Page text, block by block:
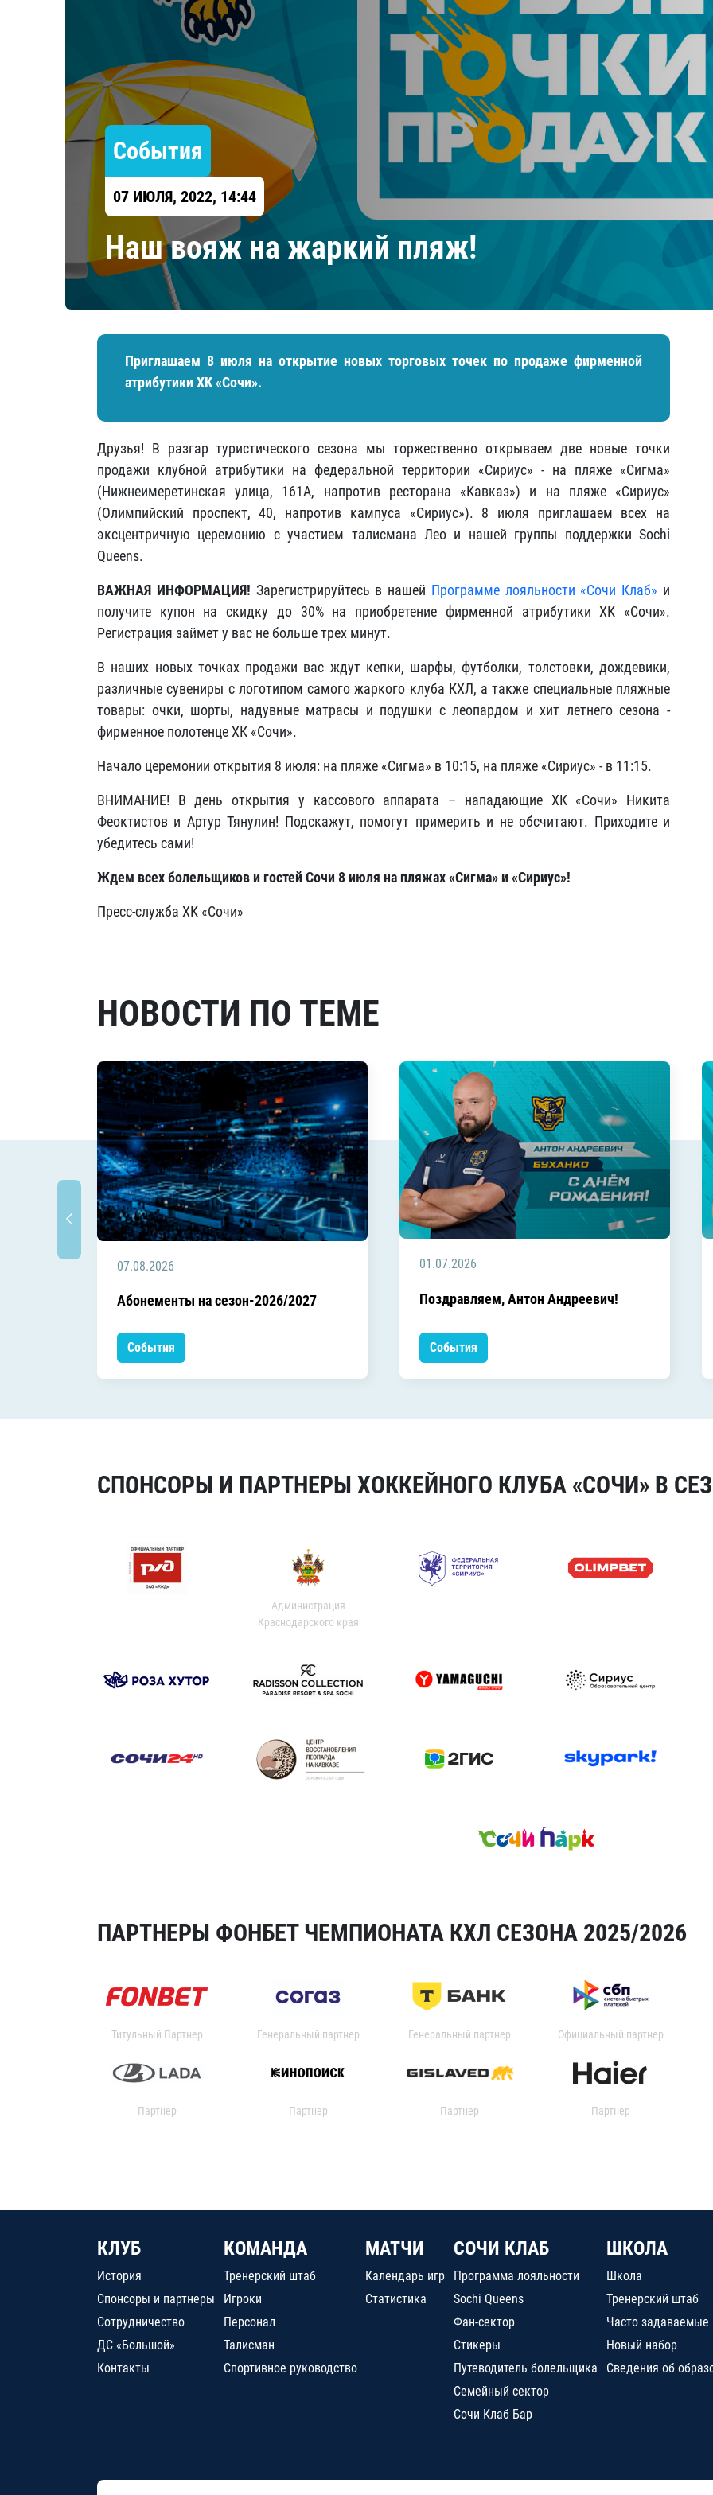
Локомотив
Северсталь
ЦСКА
Шанхайские Драконы
Амур
Барыс
Салават Юлаев
События
07 ИЮЛЯ, 2022, 14:44
Наш вояж на жаркий пляж!
Приглашаем 8 июля на открытие новых торговых точек по продаже фирменной
атрибутики ХК «Сочи».
Друзья! В разгар туристического сезона мы торжественно открываем две новые точки
продажи клубной атрибутики на федеральной территории «Сириус» - на пляже «Сигма»
(Нижнеимеретинская улица, 161А, напротив ресторана «Кавказ») и на пляже «Сириус»
(Олимпийский проспект, 40, напротив кампуса «Сириус»). 8 июля приглашаем всех на
эксцентричную церемонию с участием талисмана Лео и нашей группы поддержки Sochi
Queens.
ВАЖНАЯ ИНФОРМАЦИЯ! Зарегистрируйтесь в нашей Программе лояльности «Сочи Клаб» и
получите купон на скидку до 30% на приобретение фирменной атрибутики ХК «Сочи».
Регистрация займет у вас не больше трех минут.
В наших новых точках продажи вас ждут кепки, шарфы, футболки, толстовки, дождевики,
различные сувениры с логотипом самого жаркого клуба КХЛ, а также специальные пляжные
товары: очки, шорты, надувные матрасы и подушки с леопардом и хит летнего сезона -
фирменное полотенце ХК «Сочи».
Начало церемонии открытия 8 июля: на пляже «Сигма» в 10:15, на пляже «Сириус» - в 11:15.
ВНИМАНИЕ! В день открытия у кассового аппарата – нападающие ХК «Сочи» Никита
Феоктистов и Артур Тянулин! Подскажут, помогут примерить и не обсчитают. Приходите и
убедитесь сами!
Ждем всех болельщиков и гостей Сочи 8 июля на пляжах «Сигма» и «Сириус»!
Пресс-служба ХК «Сочи»
НОВОСТИ ПО ТЕМЕ
07.08.2026
Абонементы на сезон-2026/2027
События
01.07.2026
Поздравляем, Антон Андреевич!
События
СПОНСОРЫ И ПАРТНЕРЫ ХОККЕЙНОГО КЛУБА «СОЧИ» В
Администрация
Краснодарского края
ПАРТНЕРЫ ФОНБЕТ ЧЕМПИОНАТА КХЛ СЕЗОНА 2025/2026
Титульный Партнер Генеральный партнер Генеральный партнер Официальный партнер
Партнер Партнер Партнер Партнер
КЛУБ
История
Спонсоры и партнеры
Сотрудничество
ДС «Большой»
Контакты
КОМАНДА
Тренерский штаб
Игроки
Персонал
Талисман
Спортивное руководство
МАТЧИ
Календарь игр
Статистика
СОЧИ КЛАБ
Программа лояльности
Sochi Queens
Фан-сектор
Стикеры
Путеводитель болельщика
Семейный сектор
Сочи Клаб Бар
ШКОЛА
Школа
Тренерский штаб
Часто задаваемые
Новый набор
Сведения об